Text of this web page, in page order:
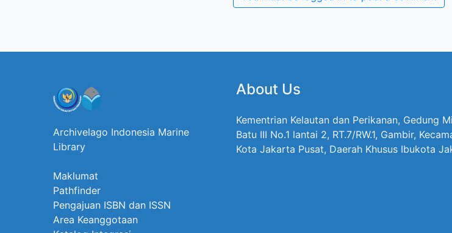
Archivelago Indonesia Marine
Library
Maklumat
Pathfinder
Pengajuan ISBN dan ISSN
Area Keanggotaan
About Us
Kementrian Kelautan dan Perikanan, Gedung
Batu III No.1 lantai 2, RT.7/RW.1, Gambir,
Kota Jakarta Pusat, Daerah Khusus Ibukota